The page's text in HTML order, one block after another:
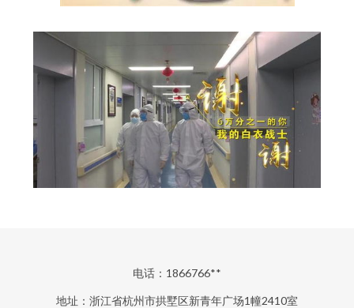
电话：1866766**
地址：浙江省杭州市拱墅区新青年广场1幢2410室